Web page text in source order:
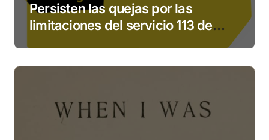
Persisten las quejas por las
limitaciones del servicio 113 de